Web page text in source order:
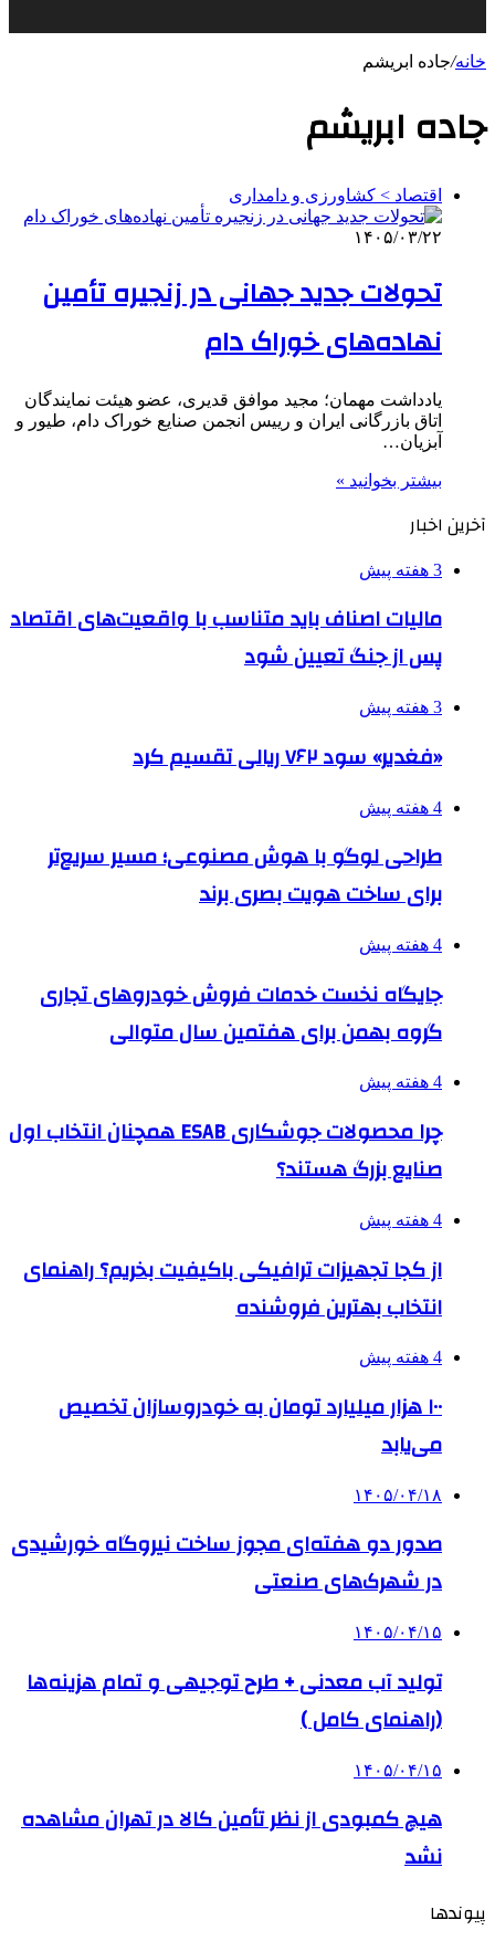
خانه/جاده ابریشم
جاده ابریشم
اقتصاد > کشاورزی و دامداری
۱۴۰۵/۰۳/۲۲
تحولات جدید جهانی در زنجیره تأمین
نهاده‌های خوراک دام
یادداشت مهمان؛ مجید موافق قدیری، عضو هیئت نمایندگان
اتاق بازرگانی ایران و رییس انجمن صنایع خوراک دام، طیور و
آبزیان…
بیشتر بخوانید »
آخرین اخبار
3 هفته پیش
مالیات اصناف باید متناسب با واقعیت‌های اقتصاد
پس از جنگ تعیین شود
3 هفته پیش
«فغدیر» سود ۷۶۲ ریالی تقسیم کرد
4 هفته پیش
طراحی لوگو با هوش مصنوعی؛ مسیر سریع‌تر
برای ساخت هویت بصری برند
4 هفته پیش
جایگاه نخست خدمات فروش خودروهای تجاری
گروه بهمن برای هفتمین سال متوالی
4 هفته پیش
چرا محصولات جوشکاری ESAB همچنان انتخاب اول
صنایع بزرگ هستند؟
4 هفته پیش
از کجا تجهیزات ترافیکی باکیفیت بخریم؟ راهنمای
انتخاب بهترین فروشنده
4 هفته پیش
۱۰۰ هزار میلیارد تومان به خودروسازان تخصیص
می‌یابد
۱۴۰۵/۰۴/۱۸
صدور دو هفته‌ای مجوز ساخت نیروگاه خورشیدی
در شهرک‌های صنعتی
۱۴۰۵/۰۴/۱۵
تولید آب معدنی + طرح توجیهی و تمام هزینه‌ها
(راهنمای کامل )
۱۴۰۵/۰۴/۱۵
هیچ کمبودی از نظر تأمین کالا در تهران مشاهده
نشد
پیوندها